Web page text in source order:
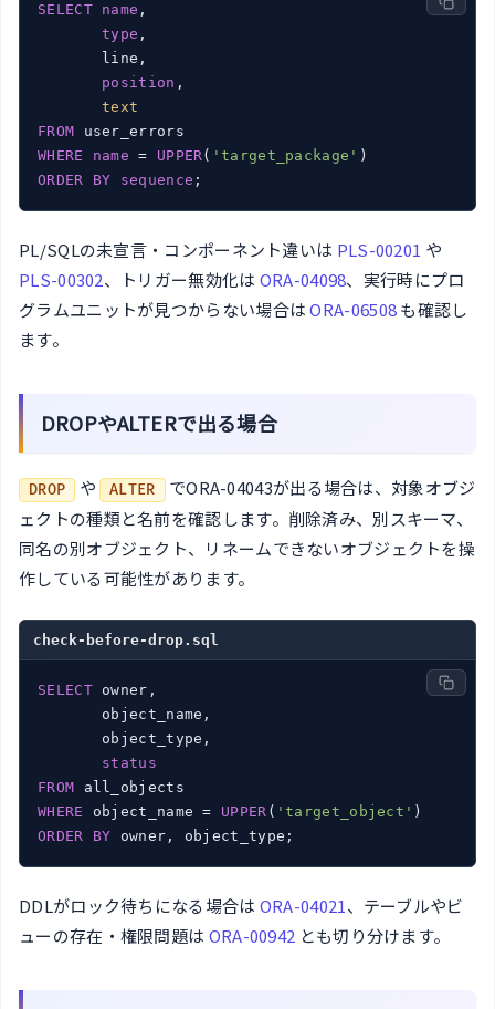
SELECT name ,
type ,
       line,
position ,
text
FROM
WHERE
name = UPPER( 'target_package'
ORDER
BY sequence ;
PL/SQLの未宣言・コンポーネント違いは PLS-00201 や
PLS-00302、トリガー無効化は ORA-04098、実行時にプロ
グラムユニットが見つからない場合はORA-06508も確認し
ます。
DROPやALTERで出る場合
DROP や ALTER
でORA-04043が出る場合は、対象オブジ
ェクトの種類と名前を確認します。削除済み、別スキーマ、
同名の別オブジェクト、リネームできないオブジェクトを操
作している可能性があります。
check-before-drop.sql
SELECT owner,
       object_name,
       object_type,
status
FROM
WHERE object_name = UPPER ( 'target_object'
ORDER
BY owner, object_type;
DDLがロック待ちになる場合は ORA-04021、テーブルやビ
ューの存在・権限問題は ORA-00942 とも切り分けます。